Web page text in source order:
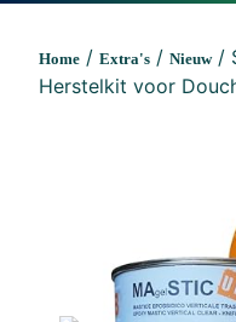
Home / Extra's / Nieuw/
Herstelkit voor